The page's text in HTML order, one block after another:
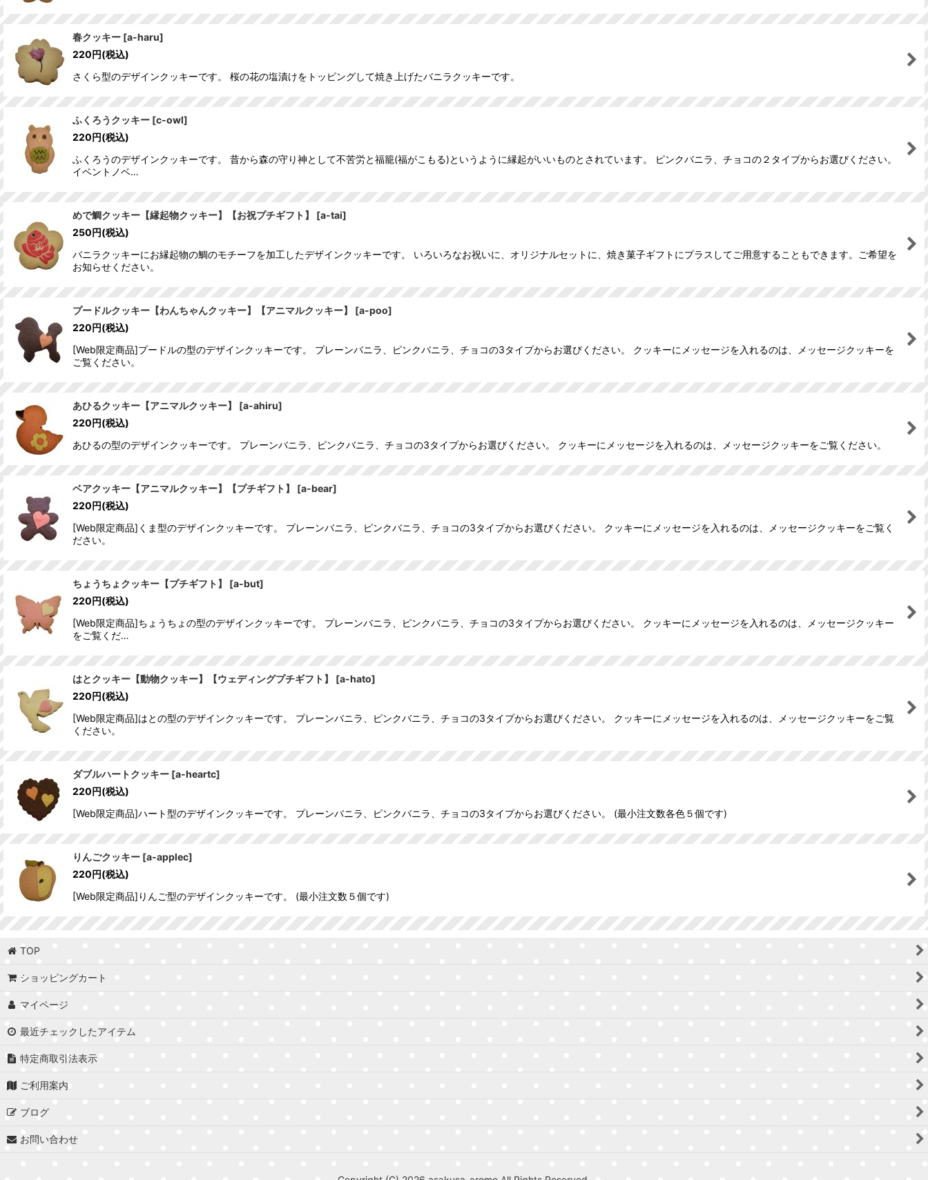
春クッキー [a-haru]
220円(税込)
さくら型のデザインクッキーです。 桜の花の塩漬けをトッピングして焼き上げたバニラクッキーです。
ふくろうクッキー [c-owl]
220円(税込)
ふくろうのデザインクッキーです。 昔から森の守り神として不苦労と福籠(福がこもる)というように縁起がいいものとされています。 ピンクバニラ、チョコの２タイプからお選びください。
イベントノベ…
めで鯛クッキー【縁起物クッキー】【お祝プチギフト】 [a-tai]
250円(税込)
バニラクッキーにお縁起物の鯛のモチーフを加工したデザインクッキーです。 いろいろなお祝いに、オリジナルセットに、焼き菓子ギフトにプラスしてご用意することもできます。ご希望を
お知らせください。
プードルクッキー【わんちゃんクッキー】【アニマルクッキー】 [a-poo]
220円(税込)
[Web限定商品]プードルの型のデザインクッキーです。 プレーンバニラ、ピンクバニラ、チョコの3タイプからお選びください。 クッキーにメッセージを入れるのは、メッセージクッキーを
ご覧ください。
あひるクッキー【アニマルクッキー】 [a-ahiru]
220円(税込)
あひるの型のデザインクッキーです。 プレーンバニラ、ピンクバニラ、チョコの3タイプからお選びください。 クッキーにメッセージを入れるのは、メッセージクッキーをご覧ください。
ベアクッキー【アニマルクッキー】【プチギフト】 [a-bear]
220円(税込)
[Web限定商品]くま型のデザインクッキーです。 プレーンバニラ、ピンクバニラ、チョコの3タイプからお選びください。 クッキーにメッセージを入れるのは、メッセージクッキーをご覧く
ださい。
ちょうちょクッキー【プチギフト】 [a-but]
220円(税込)
[Web限定商品]ちょうちょの型のデザインクッキーです。 プレーンバニラ、ピンクバニラ、チョコの3タイプからお選びください。 クッキーにメッセージを入れるのは、メッセージクッキー
をご覧くだ…
はとクッキー【動物クッキー】【ウェディングプチギフト】 [a-hato]
220円(税込)
[Web限定商品]はとの型のデザインクッキーです。 プレーンバニラ、ピンクバニラ、チョコの3タイプからお選びください。 クッキーにメッセージを入れるのは、メッセージクッキーをご覧
ください。
ダブルハートクッキー [a-heartc]
220円(税込)
[Web限定商品]ハート型のデザインクッキーです。 プレーンバニラ、ピンクバニラ、チョコの3タイプからお選びください。 (最小注文数各色５個です)
りんごクッキー [a-applec]
220円(税込)
[Web限定商品]りんご型のデザインクッキーです。 (最小注文数５個です)
TOP
ショッピングカート
マイページ
最近チェックしたアイテム
特定商取引法表示
ご利用案内
ブログ
お問い合わせ